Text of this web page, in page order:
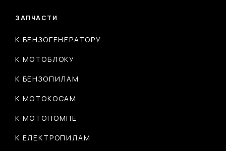
ЗАПЧАСТИ
К БЕНЗОГЕНЕРАТОРУ
К МОТОБЛОКУ
К БЕНЗОПИЛАМ
К МОТОКОСАМ
К МОТОПОМПЕ
К ЕЛЕКТРОПИЛАМ